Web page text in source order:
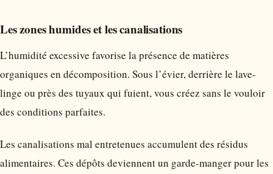
Les zones humides et les canalisations
L’humidité excessive favorise la présence de matières
organiques en décomposition. Sous l’évier, derrière le lave-
linge ou près des tuyaux qui fuient, vous créez sans le vouloir
des conditions parfaites.
Les canalisations mal entretenues accumulent des résidus
alimentaires. Ces dépôts deviennent un garde-manger pour les